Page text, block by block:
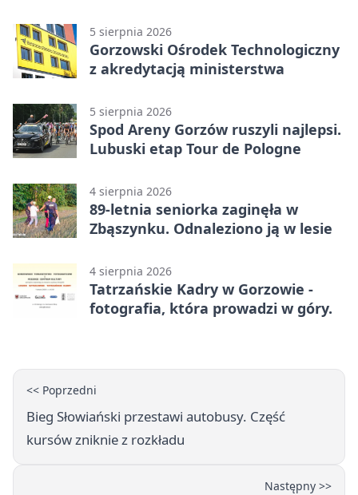
5 sierpnia 2026
Gorzowski Ośrodek Technologiczny
z akredytacją ministerstwa
5 sierpnia 2026
Spod Areny Gorzów ruszyli najlepsi.
Lubuski etap Tour de Pologne
4 sierpnia 2026
89-letnia seniorka zaginęła w
Zbąszynku. Odnaleziono ją w lesie
4 sierpnia 2026
Tatrzańskie Kadry w Gorzowie -
fotografia, która prowadzi w góry.
<< Poprzedni
Bieg Słowiański przestawi autobusy. Część
kursów zniknie z rozkładu
Następny >>